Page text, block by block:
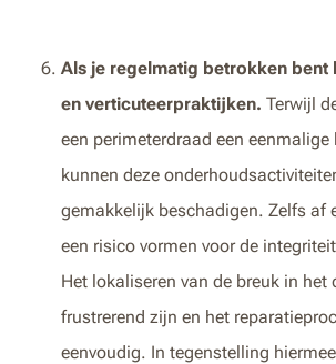
Als je regelmatig betrokken bent
en verticuteerpraktijken. Terwijl
een perimeterdraad een
kunnen deze
gemakkelijk beschadigen. Zelfs af
een risico vormen voor de
Het lokaliseren van de breuk in het
frustrerend zijn en het
eenvoudig. In tegenstelling